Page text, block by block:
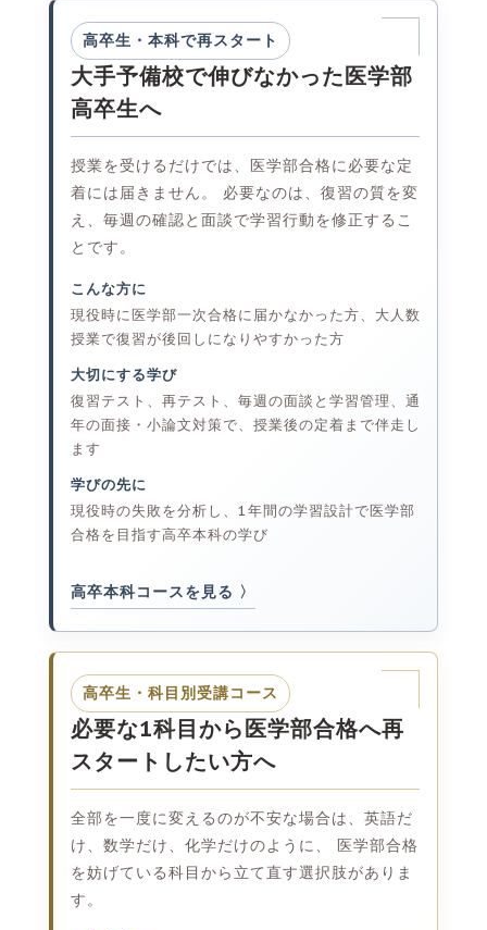
高卒生・本科で再スタート
大手予備校で伸びなかった医学部
高卒生へ
授業を受けるだけでは、医学部合格に必要な定
着には届きません。 必要なのは、復習の質を変
え、毎週の確認と面談で学習行動を修正するこ
とです。
こんな方に
現役時に医学部一次合格に届かなかった方、大人数
授業で復習が後回しになりやすかった方
大切にする学び
復習テスト、再テスト、毎週の面談と学習管理、通
年の面接・小論文対策で、授業後の定着まで伴走し
ます
学びの先に
現役時の失敗を分析し、1年間の学習設計で医学部
合格を目指す高卒本科の学び
高卒本科コースを見る
高卒生・科目別受講コース
必要な1科目から医学部合格へ再
スタートしたい方へ
全部を一度に変えるのが不安な場合は、英語だ
け、数学だけ、化学だけのように、 医学部合格
を妨げている科目から立て直す選択肢がありま
す。